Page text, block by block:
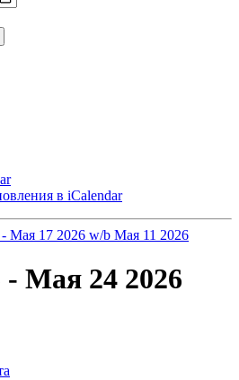
в iCalendar
Мая 17 2026 w/b Мая 11 2026
Мая 24 2026